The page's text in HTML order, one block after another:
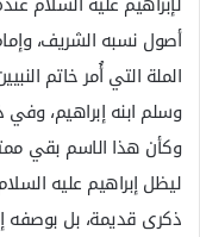
أصول نسبه الشريف،
الملة التي أُمر خاتم
وسلم ابنه إبراهيم، وفي
وكأن هذا الاسم بقي
ليظل إبراهيم عليه
ذكرى قديمة، بل بوصفه